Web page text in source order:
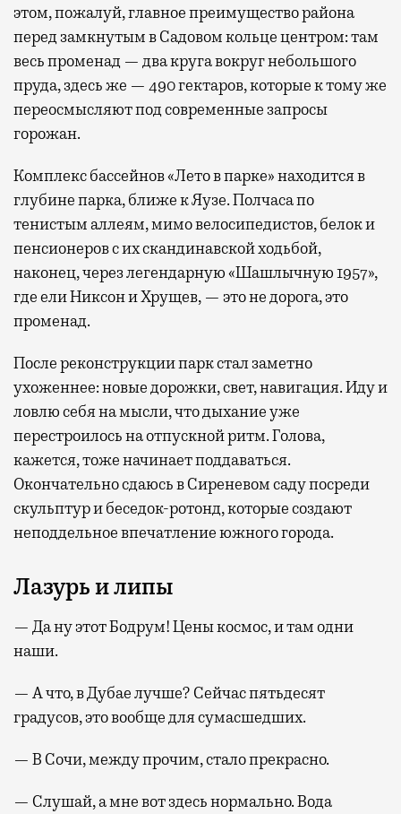
этом, пожалуй, главное преимущество района
перед замкнутым в Садовом кольце центром: там
весь променад — два круга вокруг небольшого
пруда, здесь же — 490 гектаров, которые к тому же
переосмысляют под современные запросы
горожан.
Комплекс бассейнов «Лето в парке» находится в
глубине парка, ближе к Яузе. Полчаса по
тенистым аллеям, мимо велосипедистов, белок и
пенсионеров с их скандинавской ходьбой,
наконец, через легендарную «Шашлычную 1957»,
где ели Никсон и Хрущев, — это не дорога, это
променад.
После реконструкции парк стал заметно
ухоженнее: новые дорожки, свет, навигация. Иду и
ловлю себя на мысли, что дыхание уже
перестроилось на отпускной ритм. Голова,
кажется, тоже начинает поддаваться.
Окончательно сдаюсь в Сиреневом саду посреди
скульптур и беседок-ротонд, которые создают
неподдельное впечатление южного города.
Лазурь и липы
— Да ну этот Бодрум! Цены космос, и там одни
наши.
— А что, в Дубае лучше? Сейчас пятьдесят
градусов, это вообще для сумасшедших.
— В Сочи, между прочим, стало прекрасно.
— Слушай, а мне вот здесь нормально. Вода